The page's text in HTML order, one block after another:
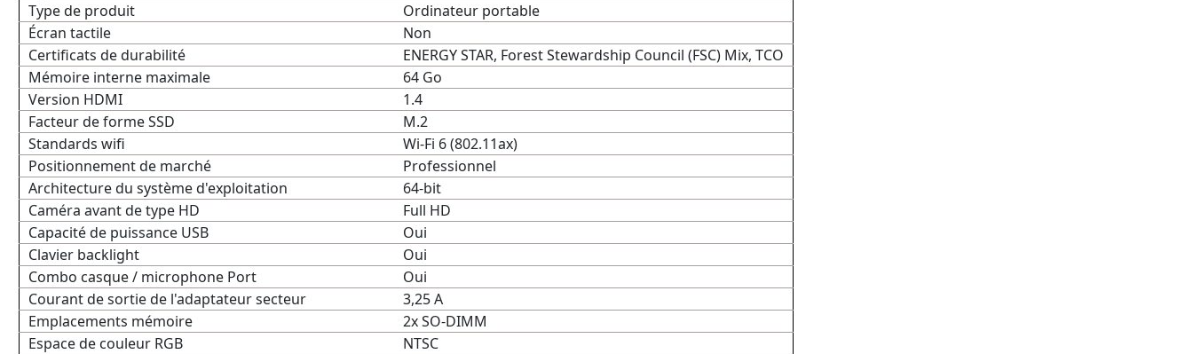
Type de produit
Ordinateur portable
Écran tactile
Non
Certificats de durabilité
ENERGY STAR, Forest Stewardship Council (FSC) Mix, TCO
Mémoire interne maximale
64 Go
Version HDMI
1.4
Facteur de forme SSD
M.2
Standards wifi
Wi-Fi 6 (802.11ax)
Positionnement de marché
Professionnel
Architecture du système d'exploitation
64-bit
Caméra avant de type HD
Full HD
Capacité de puissance USB
Oui
Clavier backlight
Oui
Combo casque / microphone Port
Oui
Courant de sortie de l'adaptateur secteur
3,25 A
Emplacements mémoire
2x SO-DIMM
Espace de couleur RGB
NTSC